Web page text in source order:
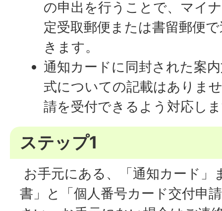
の申出を行うことで、マイ
定受取郵便または書留郵便
きます。
通知カードに同封された案
式についての記載はありま
請を受付できるよう対応し
ステップ1
お手元にある、「通知カード」
書」と「個人番号カード交付申